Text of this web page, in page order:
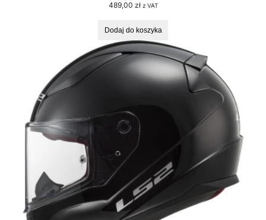
489,00 zł z VAT
Dodaj do koszyka